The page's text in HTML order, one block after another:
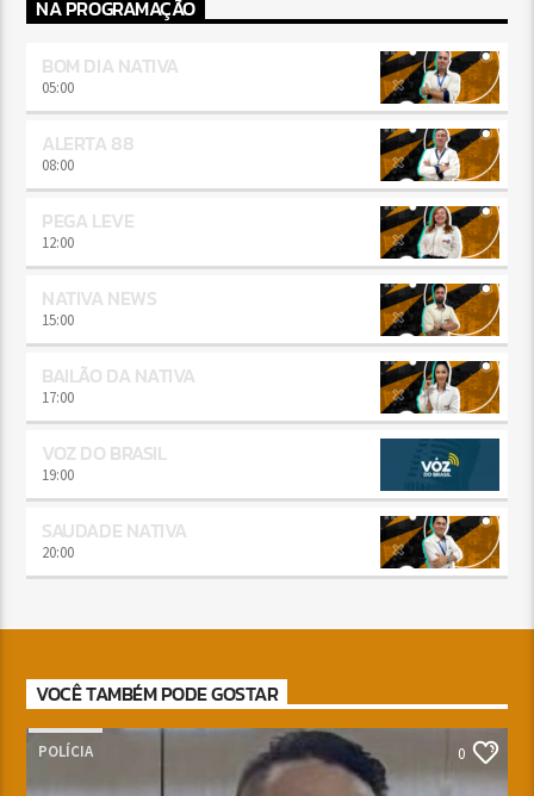
NA PROGRAMAÇÃO
BOM DIA NATIVA
05:00
ALERTA 88
08:00
PEGA LEVE
12:00
NATIVA NEWS
15:00
BAILÃO DA NATIVA
17:00
VOZ DO BRASIL
19:00
SAUDADE NATIVA
20:00
VOCÊ TAMBÉM PODE GOSTAR
POLÍCIA 0